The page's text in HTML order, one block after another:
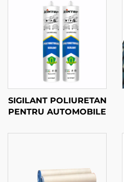
SIGILANT POLIURETAN
PENTRU AUTOMOBILE